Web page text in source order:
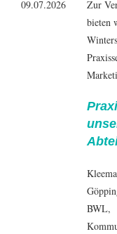
09.07.2026
Zur
bieten
BWL,